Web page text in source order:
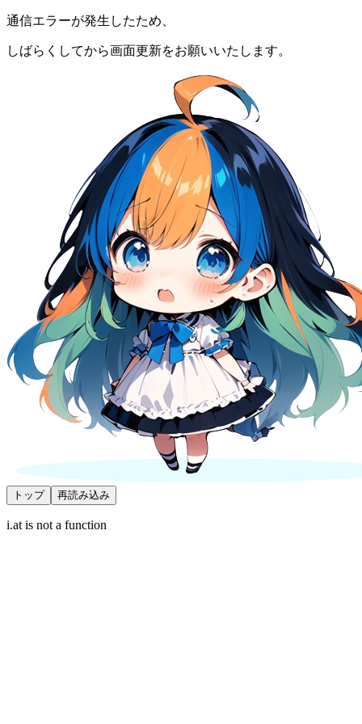
通信エラーが発生したため、
しばらくしてから画面更新をお願いいたします。
トップ 再読み込み
i.at is not a function